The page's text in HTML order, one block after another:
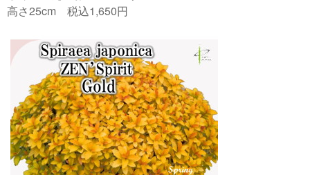
高さ25cm 税込1,650円